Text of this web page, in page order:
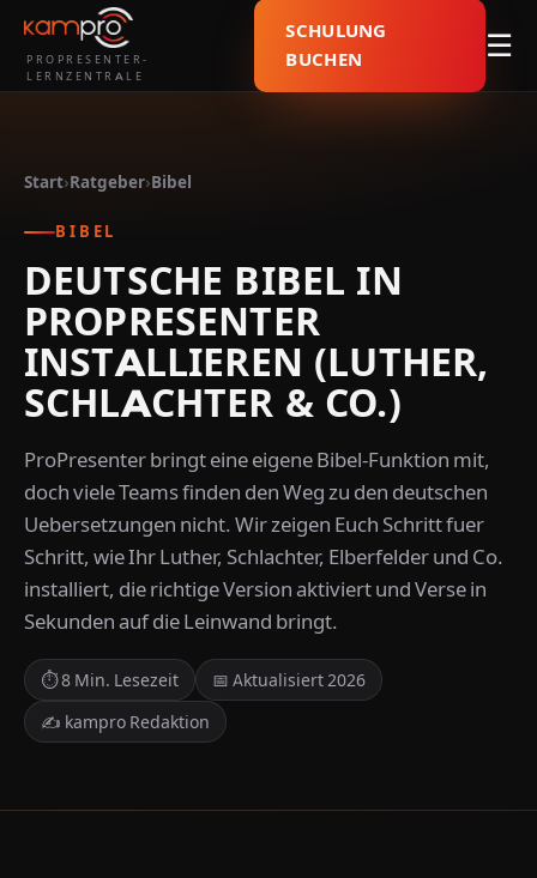
PROPRESENTER-
LERNZENTRALE
SCHULUNG
BUCHEN
☰
Start›Ratgeber›Bibel
BIBEL
DEUTSCHE BIBEL IN
PROPRESENTER
INSTALLIEREN (LUTHER,
SCHLACHTER & CO.)
ProPresenter bringt eine eigene Bibel-Funktion mit,
doch viele Teams finden den Weg zu den deutschen
Uebersetzungen nicht. Wir zeigen Euch Schritt fuer
Schritt, wie Ihr Luther, Schlachter, Elberfelder und Co.
installiert, die richtige Version aktiviert und Verse in
Sekunden auf die Leinwand bringt.
⏱ 8 Min. Lesezeit
📅 Aktualisiert 2026
✍ kampro Redaktion